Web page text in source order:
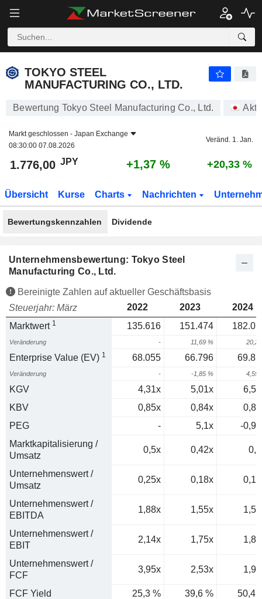
TOKYO STEEL
MANUFACTURING CO., LTD.
Bewertung Tokyo Steel Manufacturing Co., Ltd.
Markt geschlossen - Japan Exchange
08:30:00 07.08.2026
Veränd. 1. Jan.
1.776,00 JPY +1,37 % +20,33 %
Übersicht Kurse Charts Nachrichten
Bewertungskennzahlen Dividende
Unternehmensbewertung: Tokyo Steel
Manufacturing Co., Ltd.
Bereinigte Zahlen auf aktueller Geschäftsbasis
Steuerjahr: März
2022 2023
2024
Marktwert 1 135.616 151.474
Veränderung - 11,69 % 20,2
Enterprise Value (EV) 1 68.055 66.796
Veränderung - -1,85 % 4,59
KGV 4,31x 5,01x
KBV
0,85x 0,84x
PEG
- 5,1x
-
Marktkapitalisierung /
Umsatz
0,5x 0,42x
Unternehmenswert /
Umsatz
0,25x 0,18x
Unternehmenswert /
EBITDA
1,88x 1,55x
Unternehmenswert /
EBIT
2,14x 1,75x
Unternehmenswert /
FCF
3,95x 2,53x
FCF Yield 25,3 % 39,6 %
50,4